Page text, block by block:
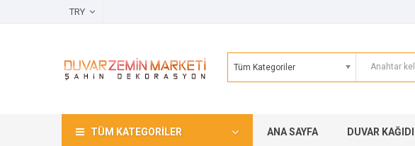
Tüm Kategoriler
TÜM KATEGORILER ANA SAYFA DUVAR KAĞIDI